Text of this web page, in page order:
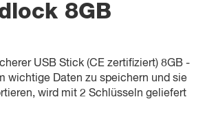
8GB
USB Stick (CE zertifiziert) 8GB -
wichtige Daten zu speichern und sie
wird mit 2 Schlüsseln geliefert